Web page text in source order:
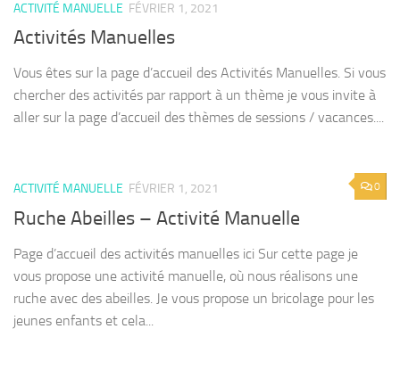
ACTIVITÉ MANUELLE FÉVRIER 1, 2021
Activités Manuelles
Vous êtes sur la page d’accueil des Activités Manuelles. Si vous
chercher des activités par rapport à un thème je vous invite à
aller sur la page d’accueil des thèmes de sessions / vacances....
0
ACTIVITÉ MANUELLE FÉVRIER 1, 2021
Ruche Abeilles – Activité Manuelle
Page d’accueil des activités manuelles ici Sur cette page je
vous propose une activité manuelle, où nous réalisons une
ruche avec des abeilles. Je vous propose un bricolage pour les
jeunes enfants et cela...